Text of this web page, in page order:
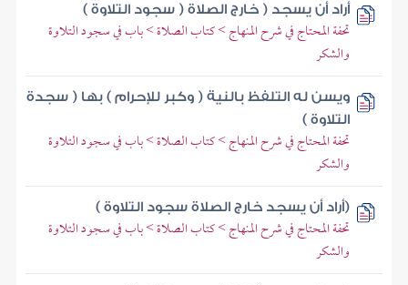
أراد أن يسجد ( خارج الصلاة ( سجود التلاوة )
تحفة المحتاج في شرح المنهاج > كتاب الصلاة > باب في سجود التلاوة
والشكر
ويسن له التلفظ بالنية ( وكبر للإحرام ) بها ( سجدة
التلاوة )
تحفة المحتاج في شرح المنهاج > كتاب الصلاة > باب في سجود التلاوة
والشكر
(أراد أن يسجد خارج الصلاة سجود التلاوة )
تحفة المحتاج في شرح المنهاج > كتاب الصلاة > باب في سجود التلاوة
والشكر